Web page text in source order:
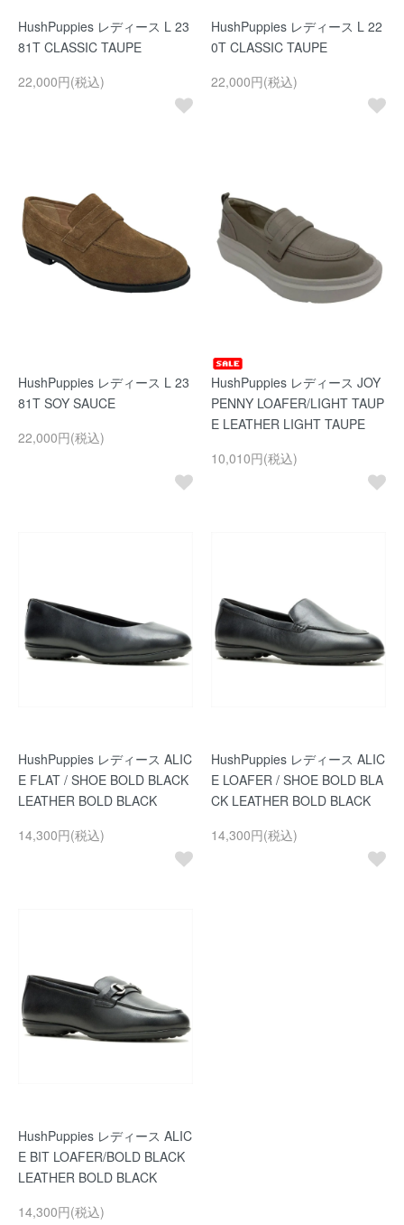
HushPuppies レディース L 23
81T CLASSIC TAUPE
22,000円(税込)
HushPuppies レディース L 22
0T CLASSIC TAUPE
22,000円(税込)
HushPuppies レディース L 23
81T SOY SAUCE
22,000円(税込)
HushPuppies レディース JOY
PENNY LOAFER/LIGHT TAUP
E LEATHER LIGHT TAUPE
10,010円(税込)
HushPuppies レディース ALIC
E FLAT / SHOE BOLD BLACK
LEATHER BOLD BLACK
14,300円(税込)
HushPuppies レディース ALIC
E LOAFER / SHOE BOLD BLA
CK LEATHER BOLD BLACK
14,300円(税込)
HushPuppies レディース ALIC
E BIT LOAFER/BOLD BLACK
LEATHER BOLD BLACK
14,300円(税込)